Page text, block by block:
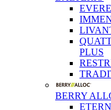
PLUS
BERRY